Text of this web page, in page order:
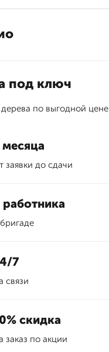
под ключ
дерева по выгодной цене
месяца
заявки до сдачи
работника
7
связи
скидка
заказ по акции